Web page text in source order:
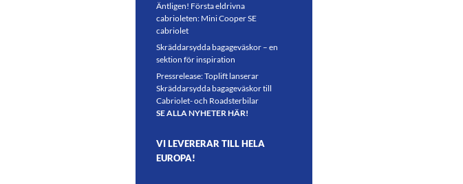
Äntligen! Första eldrivna
cabrioleten: Mini Cooper SE
cabriolet
Skräddarsydda bagageväskor – en
sektion för inspiration
Pressrelease: Toplift lanserar
Skräddarsydda bagageväskor till
Cabriolet- och Roadsterbilar
SE ALLA NYHETER HÄR!
VI LEVERERAR TILL HELA
EUROPA!